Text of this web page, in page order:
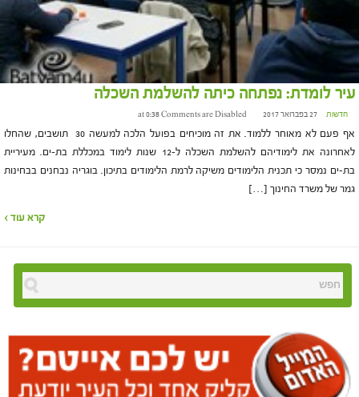
עיר לומדת: נפתחה כיתה להשלמת השכלה
חדשות 27 בפברואר 2017 at 0:38 Comments are Disabled
אף פעם לא מאוחר ללמוד. את זה מוכיחים בפועל הלכה למעשה 30 תושבים, שהחלו
לאחרונה את לימודיהם להשלמת השכלה ל-12 שנות לימוד במכללת בת-ים. מעיריית
בת-ים נמסר כי תכנית הלימודים משיקה לרמת הלימודים בתיכון. בוגריה נבחנים בבחינות
גמר של משרד החינוך […]
קרא עוד ›